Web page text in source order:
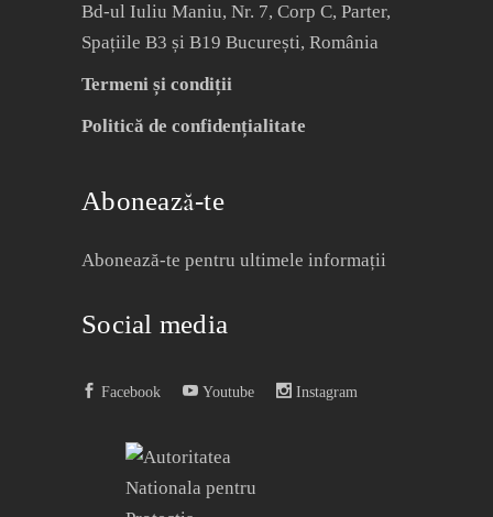
Bd-ul Iuliu Maniu, Nr. 7, Corp C, Parter,
Spațiile B3 și B19 București, România
Termeni și condiții
Politică de confidențialitate
Abonează-te
Abonează-te pentru ultimele informații
Social media
Facebook Youtube Instagram